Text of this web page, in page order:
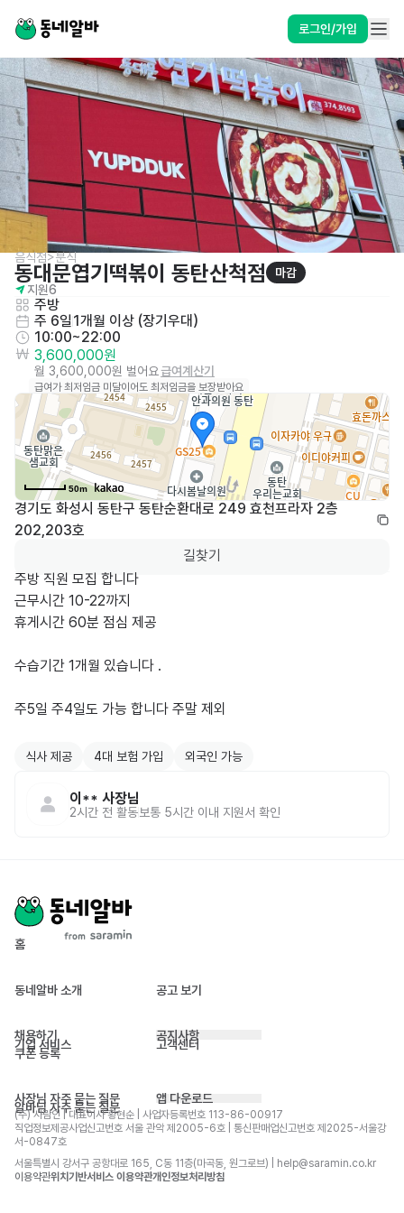
로그인/가입
음식점>분식
동대문엽기떡볶이 동탄산척점
마감
지원6
주방
주 6일1개월 이상 (장기우대)
10:00~22:00
3,600,000원
월 3,600,000원 벌어요급여계산기
급여가 최저임금 미달이어도 최저임금을 보장받아요
50m
경기도 화성시 동탄구 동탄순환대로 249 효천프라자 2층
202,203호
길찾기
주방 직원 모집 합니다
근무시간 10-22까지
휴게시간 60분 점심 제공
수습기간 1개월 있습니다 .
주5일 주4일도 가능 합니다 주말 제외
식사 제공 4대 보험 가입 외국인 가능
이** 사장님
2시간 전 활동보통 5시간 이내 지원서 확인
홈
동네알바 소개 공고 보기
채용하기
기업 서비스
쿠폰 등록
공지사항
고객센터
사장님 자주 묻는 질문
알바님 자주 묻는 질문
앱 다운로드
(주) 사람인 | 대표이사 황현순 | 사업자등록번호 113-86-00917
직업정보제공사업신고번호 서울 관악 제2005-6호 | 통신판매업신고번호 제2025-서울강
서-0847호
서울특별시 강서구 공항대로 165, C동 11층(마곡동, 원그로브) | help@saramin.co.kr
이용약관위치기반서비스 이용약관개인정보처리방침